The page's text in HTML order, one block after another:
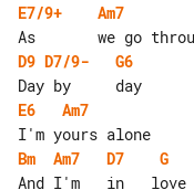
E7/9+
Am7
D9 D7/9-
G6
E6
Am7
Bm
Am7 D7 G